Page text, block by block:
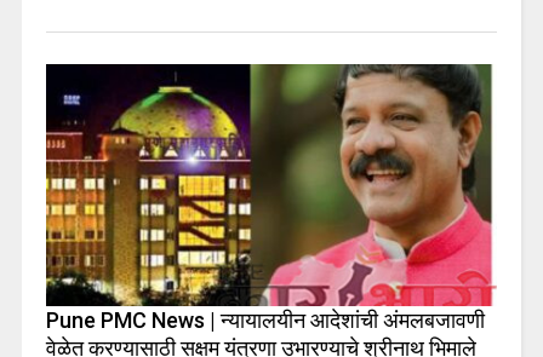
Pune PMC News | न्यायालयीन आदेशांची अंमलबजावणी
वेळेत करण्यासाठी सक्षम यंत्रणा उभारण्याचे श्रीनाथ भिमाले